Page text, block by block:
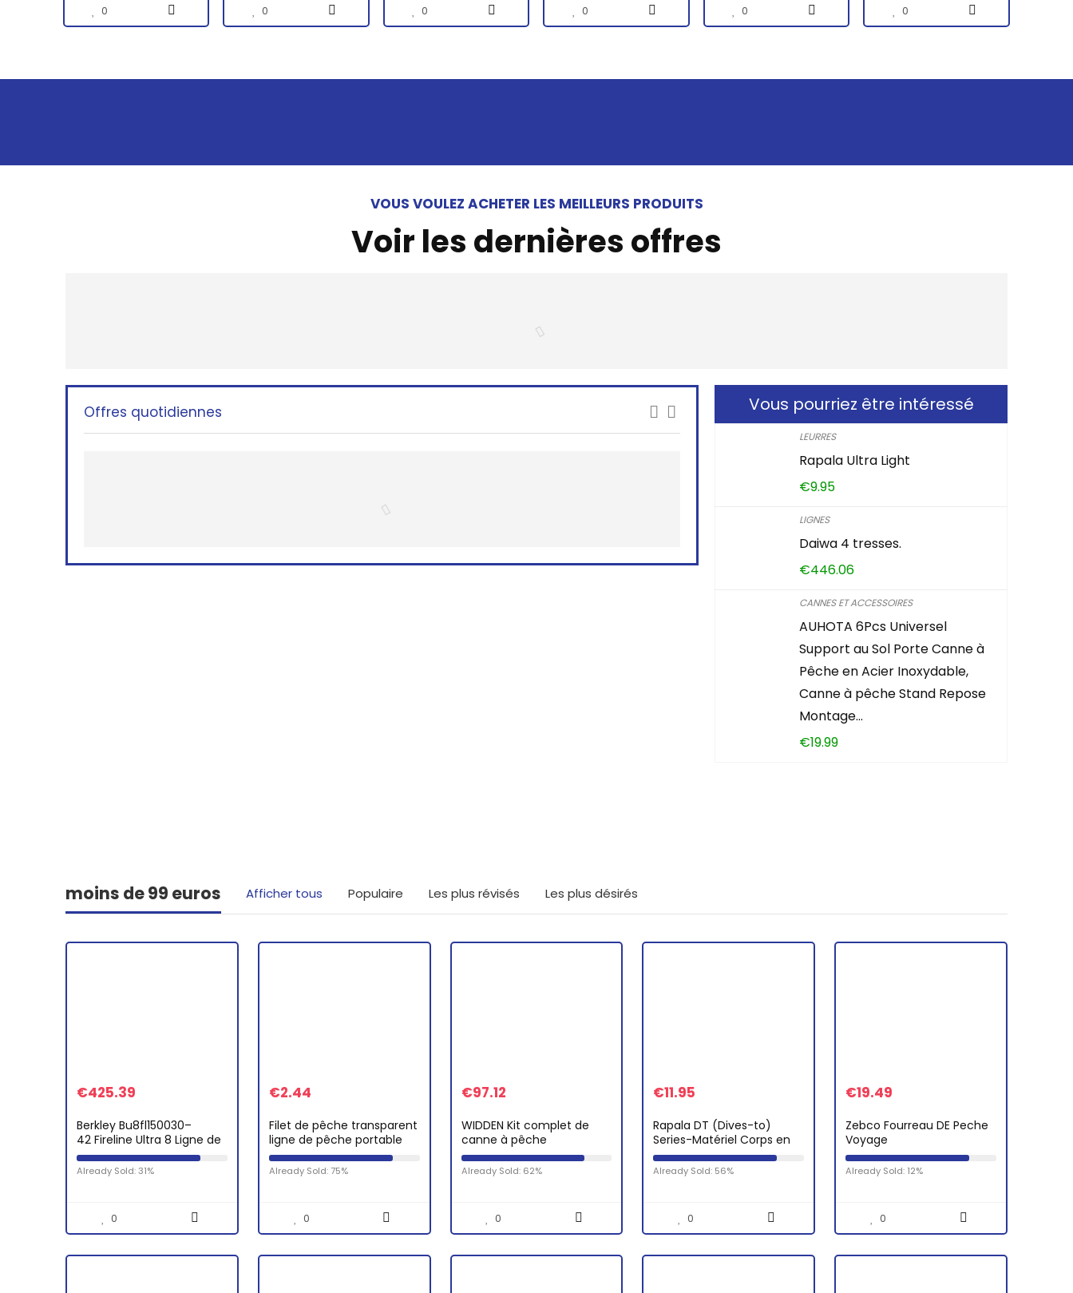
Ligne Leurres…
0
Noir 0 0 0
sandre…
0
idéal pour les…
0
VOUS VOULEZ ACHETER LES MEILLEURS PRODUITS
Voir les dernières offres
Offres quotidiennes Vous pourriez être intéressé
LEURRES
Rapala Ultra Light
€9.95
LIGNES
Daiwa 4 tresses.
€446.06
CANNES ET ACCESSOIRES
AUHOTA 6Pcs Universel
Support au Sol Porte Canne à
Pêche en Acier Inoxydable,
Canne à pêche Stand Repose
Montage…
€19.99
moins de 99 euros Afficher tous Populaire Les plus révisés Les plus désirés
€425.39
Berkley Bu8fl150030–
42 Fireline Ultra 8 Ligne de
pêche, fumée,
1 371,6 m/13,6 Kilogram
Already Sold: 31%
0
€2.44
Filet de pêche transparent
ligne de pêche portable
monofilament Ligne de
pêche claire
Already Sold: 75%
0
€97.12
WIDDEN Kit complet de
canne à pêche
télescopique portable et
moulinet avec boîte de
Already Sold: 62%
0
€11.95
Rapala DT (Dives-to)
Series-Matériel Corps en
Balsa-Leurre Pêche en Eau
Douce-Prof de Nage 3m-
Already Sold: 56%
0
€19.49
Zebco Fourreau DE Peche
Voyage
Already Sold: 12%
0